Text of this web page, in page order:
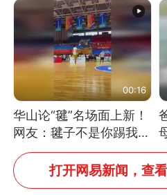
吗？”“或将成为首位考级
不带古筝的选手。”（来
源：新华每日电讯）
00:16
华山论“毽”名场面上新！
网友：毽子不是你踢我
捡，我踢你捡吗
打开网易新闻，查